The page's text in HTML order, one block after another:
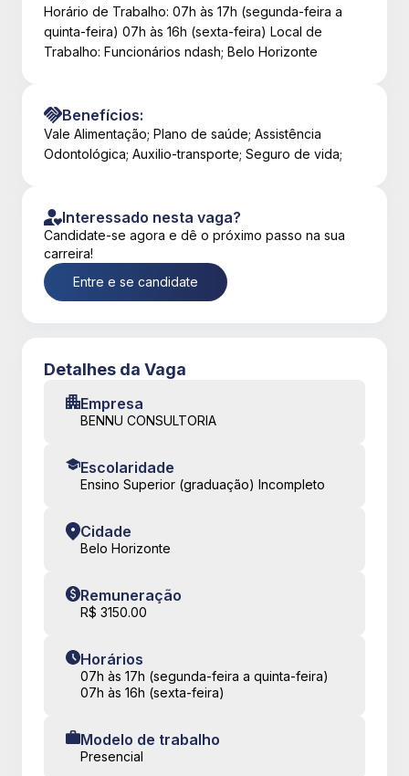
Horário de Trabalho: 07h às 17h (segunda-feira a
quinta-feira) 07h às 16h (sexta-feira) Local de
Trabalho: Funcionários ndash; Belo Horizonte
Benefícios:
Vale Alimentação; Plano de saúde; Assistência
Odontológica; Auxilio-transporte; Seguro de vida;
Interessado nesta vaga?
Candidate-se agora e dê o próximo passo na sua
carreira!
Entre e se candidate
Detalhes da Vaga
Empresa
BENNU CONSULTORIA
Escolaridade
Ensino Superior (graduação) Incompleto
Cidade
Belo Horizonte
Remuneração
R$ 3150.00
Horários
07h às 17h (segunda-feira a quinta-feira)
07h às 16h (sexta-feira)
Modelo de trabalho
Presencial